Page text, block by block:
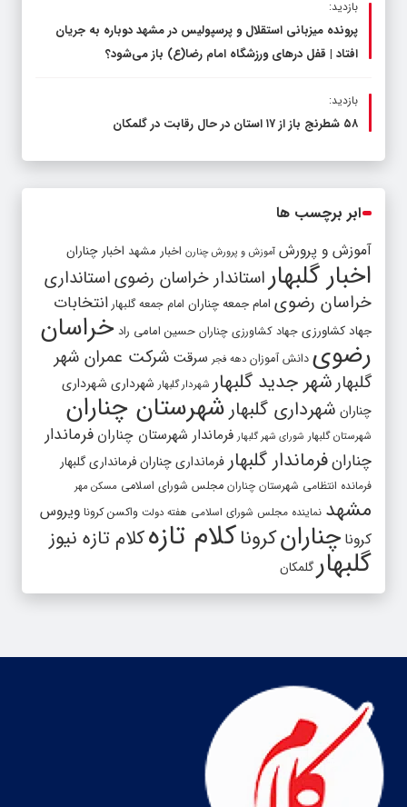
بازدید:
پرونده میزبانی استقلال و پرسپولیس در مشهد دوباره به جریان
افتاد | قفل در‌های ورزشگاه امام رضا(ع) باز می‌شود؟
بازدید:
۵۸ شطرنج‌ باز از ۱۷ استان در حال رقابت در گلمکان
ابر برچسب ها
آموزش و پرورش آموزش و پرورش چنارن اخبار مشهد اخبار چناران
اخبار گلبهار استاندار خراسان رضویاستانداری
خراسان رضوی امام جمعه چناران امام جمعه گلبهار انتخابات
جهاد کشاورزی جهاد کشاورزی چناران حسین امامی راد خراسان
رضوی دانش آموزان دهه فجر سرقت شرکت عمران شهر
گلبهارشهر جدید گلبهار شهردار گلبهار شهرداری شهرداری
چناران شهرداری گلبهار شهرستان چناران
شهرستان گلبهار شورای شهر گلبهار فرماندار شهرستان چناران فرماندار
چنارانفرماندار گلبهار فرمانداری چنارانفرمانداری گلبهار
فرمانده انتظامی شهرستان چناران مجلس شورای اسلامی مسکن مهر
مشهد نماینده مجلس شورای اسلامی هفته دولت واکسن کرونا ویروس
کرونا چنارانکروناکلام تازهکلام تازه نیوز
گلبهارگلمکان